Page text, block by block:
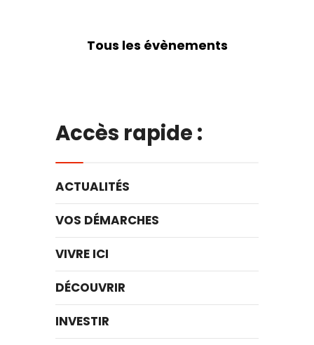
Tous les évènements
Accès rapide :
ACTUALITÉS
VOS DÉMARCHES
VIVRE ICI
DÉCOUVRIR
INVESTIR